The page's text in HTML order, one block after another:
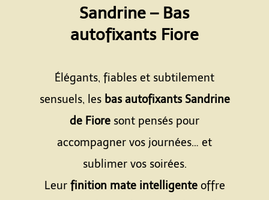
Sandrine – Bas
autofixants Fiore
Élégants, fiables et subtilement
sensuels, les bas autofixants Sandrine
de Fiore sont pensés pour
accompagner vos journées… et
sublimer vos soirées.
Leur finition mate intelligenteoffre